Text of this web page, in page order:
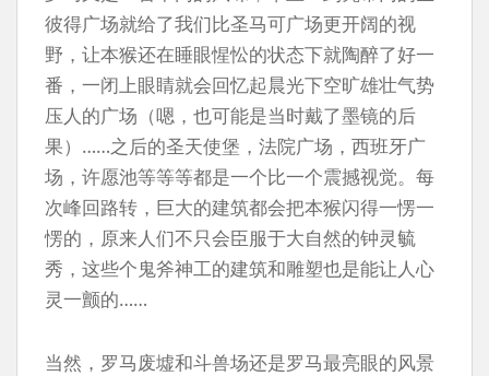
彼得广场就给了我们比圣马可广场更开阔的视
野，让本猴还在睡眼惺忪的状态下就陶醉了好一
番，一闭上眼睛就会回忆起晨光下空旷雄壮气势
压人的广场（嗯，也可能是当时戴了墨镜的后
果）……之后的圣天使堡，法院广场，西班牙广
场，许愿池等等等都是一个比一个震撼视觉。每
次峰回路转，巨大的建筑都会把本猴闪得一愣一
愣的，原来人们不只会臣服于大自然的钟灵毓
秀，这些个鬼斧神工的建筑和雕塑也是能让人心
灵一颤的……
当然，罗马废墟和斗兽场还是罗马最亮眼的风景